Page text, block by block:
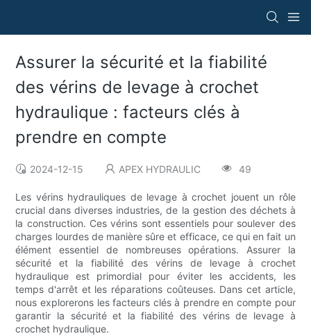
Assurer la sécurité et la fiabilité
des vérins de levage à crochet
hydraulique : facteurs clés à
prendre en compte
2024-12-15 APEX HYDRAULIC 49
Les vérins hydrauliques de levage à crochet jouent un rôle
crucial dans diverses industries, de la gestion des déchets à
la construction. Ces vérins sont essentiels pour soulever des
charges lourdes de manière sûre et efficace, ce qui en fait un
élément essentiel de nombreuses opérations. Assurer la
sécurité et la fiabilité des vérins de levage à crochet
hydraulique est primordial pour éviter les accidents, les
temps d'arrêt et les réparations coûteuses. Dans cet article,
nous explorerons les facteurs clés à prendre en compte pour
garantir la sécurité et la fiabilité des vérins de levage à
crochet hydraulique.